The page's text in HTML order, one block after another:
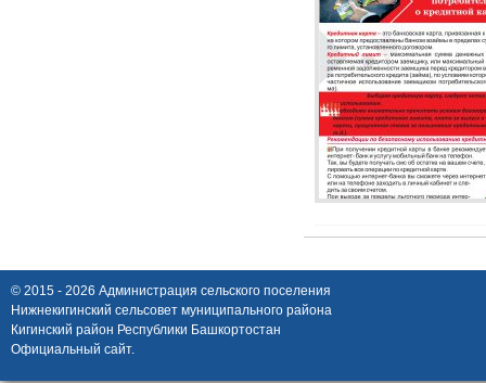
© 2015 - 2026 Администрация сельского поселения
Нижнекигинский сельсовет муниципального района
Кигинский район Республики Башкортостан
Официальный сайт.